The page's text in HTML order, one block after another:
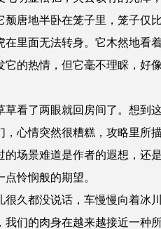
颓唐地半卧在笼子里，笼子仅
在里面无法转身。它木然地看
它的热情，但它毫不理睬，好
看了两眼就回房间了。想到
，心情突然很糟糕，攻略里所
的场景难道是作者的遐想，还
怜悯般的期望。
久都没说话，车慢慢向着冰
我们的肉身在越来越接近一种